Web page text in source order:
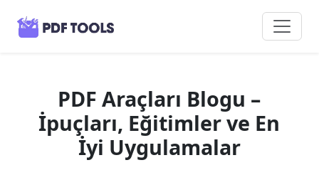
PDF Araçları Blogu –
İpuçları, Eğitimler ve En
İyi Uygulamalar